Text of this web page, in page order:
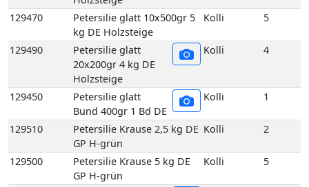
Bund 400gr 1 Bd DE
129510
Petersilie Krause 2,5 kg DE
GP H-grün
Kolli 2
129500
Petersilie Krause 5 kg DE
GP H-grün
Kolli 5
129440
Petersilie Krause
5er 400 gr 10 Bd DE
GP H-grün
Kolli 10
129440E
Petersilie Krause
5er 400 gr 1 Bd DE
1
132980
Schnittlauch 10er 180 gr 10
Bd DE GP M-grün
Kolli 10